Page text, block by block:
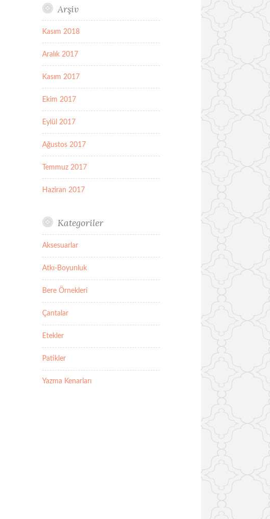
Arşiv
Kasım 2018
Aralık 2017
Kasım 2017
Ekim 2017
Eylül 2017
Ağustos 2017
Temmuz 2017
Haziran 2017
Kategoriler
Aksesuarlar
Atkı-Boyunluk
Bere Örnekleri
Çantalar
Etekler
Patikler
Yazma Kenarları